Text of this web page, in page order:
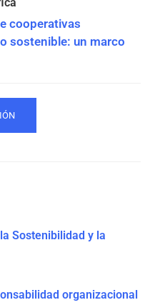
cooperativas
sostenible: un marco
Sostenibilidad y la
organizacional